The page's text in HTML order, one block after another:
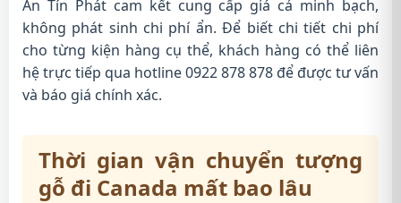
An Tín Phát cam kết cung cấp giá cả minh bạch,
không phát sinh chi phí ẩn. Để biết chi tiết chi phí
cho từng kiện hàng cụ thể, khách hàng có thể liên
hệ trực tiếp qua hotline 0922 878 878 để được tư vấn
và báo giá chính xác.
Thời gian vận chuyển tượng
gỗ đi Canada mất bao lâu